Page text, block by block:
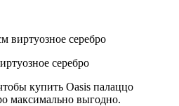
виртуозное серебро
купить Oasis палаццо
максимально выгодно.